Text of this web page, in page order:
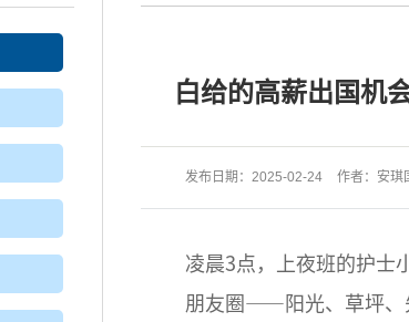
国际专科护士证ISNC
白给的高薪出国机
发布日期： 2025-02-24 作者： 安琪
凌晨3点，上夜班的护士
朋友圈——阳光、草坪、